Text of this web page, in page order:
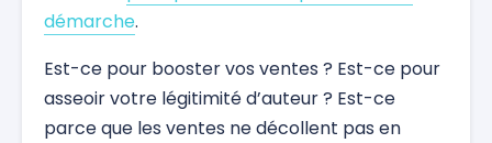
démarche.
Est-ce pour booster vos ventes ? Est-ce pour
asseoir votre légitimité d’auteur ? Est-ce
parce que les ventes ne décollent pas en